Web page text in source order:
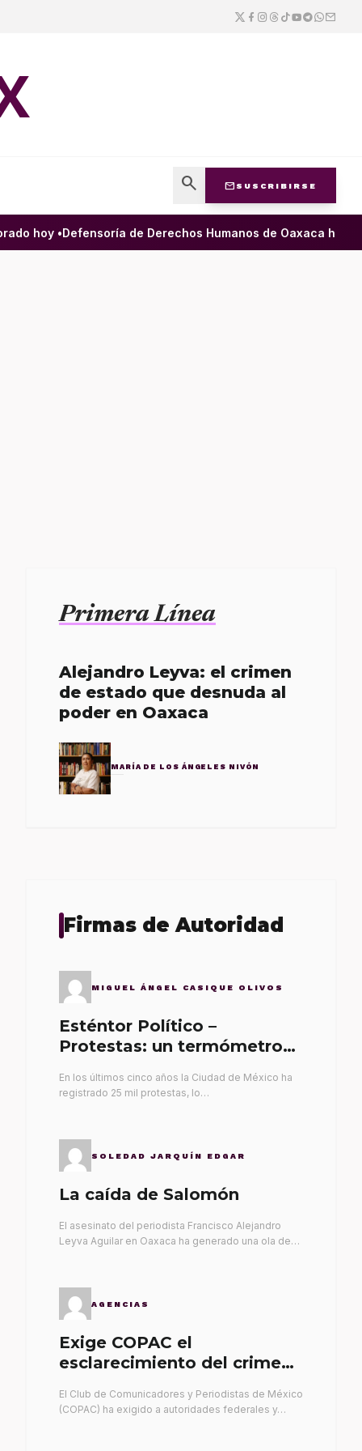
search mail SUSCRIBIRSE
hoy •Defensoría de Derechos Humanos de Oaxaca ha
Primera Línea
Alejandro Leyva: el crimen
de estado que desnuda al
poder en Oaxaca
MARÍA DE LOS ÁNGELES NIVÓN
Firmas de Autoridad
MIGUEL ÁNGEL CASIQUE OLIVOS
Esténtor Político –
Protestas: un termómetro
En los últimos cinco años la Ciudad de México ha
registrado 25 mil protestas, lo…
SOLEDAD JARQUÍN EDGAR
La caída de Salomón
El asesinato del periodista Francisco Alejandro
Leyva Aguilar en Oaxaca ha generado una ola de…
AGENCIAS
Exige COPAC el
esclarecimiento del crimen
El Club de Comunicadores y Periodistas de México
(COPAC) ha exigido a autoridades federales y…